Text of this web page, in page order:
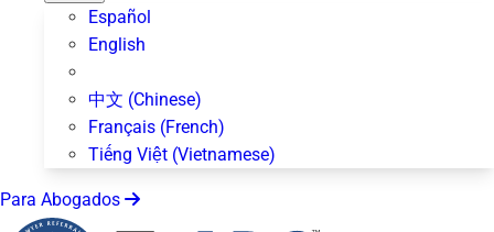
Español
English
中文 (Chinese)
Français (French)
Tiếng Việt (Vietnamese)
Para Abogados